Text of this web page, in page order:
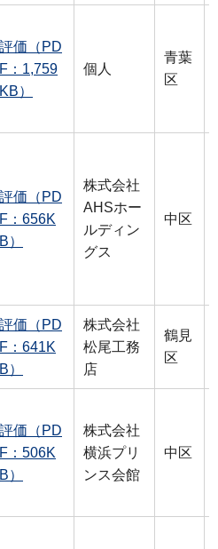
評価（PD
F：1,759
KB）
個人
青葉
区
評価（PD
F：656K
B）
株式会社
AHSホー
ルディン
グス
中区
評価（PD
F：641K
B）
株式会社
松尾工務
店
鶴見
区
評価（PD
F：506K
B）
株式会社
横浜プリ
ンス会館
中区